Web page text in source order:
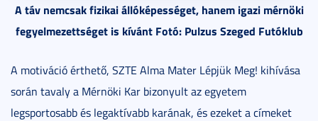
A táv nemcsak fizikai állóképességet, hanem igazi mérnöki
fegyelmezettséget is kívánt Fotó: Pulzus Szeged Futóklub
A motiváció érthető, SZTE Alma Mater Lépjük Meg! kihívása
során tavaly a Mérnöki Kar bizonyult az egyetem
legsportosabb és legaktívabb karának, és ezeket a címeket